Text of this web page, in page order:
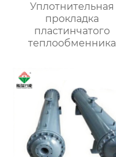
Уплотнительная
прокладка
пластинчатого
теплообменника